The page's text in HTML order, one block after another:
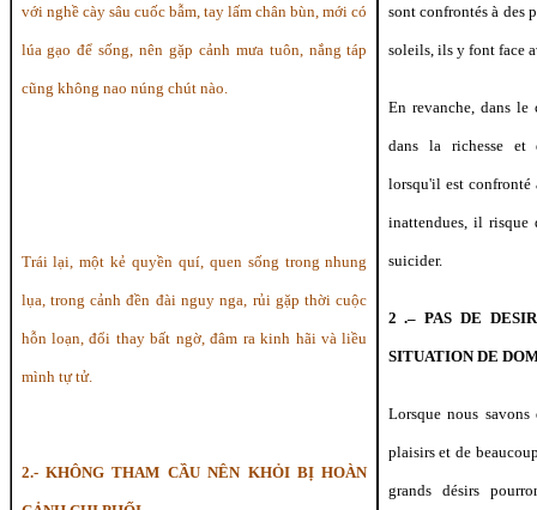
với nghề cày sâu cuốc bẫm, tay lấm chân bùn, mới có
lúa gạo để sống, nên gặp cảnh mưa tuôn, nắng táp
cũng không nao núng chút nào.
Trái lại, một kẻ quyền quí, quen sống trong nhung
lụa, trong cảnh đền đài nguy nga, rủi gặp thời cuộc
hỗn loạn, đổi thay bất ngờ, đâm ra kinh hãi và liều
mình tự tử.
2.- KHÔNG THAM CẦU NÊN KHỎI BỊ HOÀN
sont confrontés à des
soleils, ils y font face
En revanche, dans
dans la richesse et
lorsqu'il est confronté
inattendues, il risque
suicider.
2 .– PAS DE
SITUATION DE
Lorsque nous
plaisirs et de
grands désirs